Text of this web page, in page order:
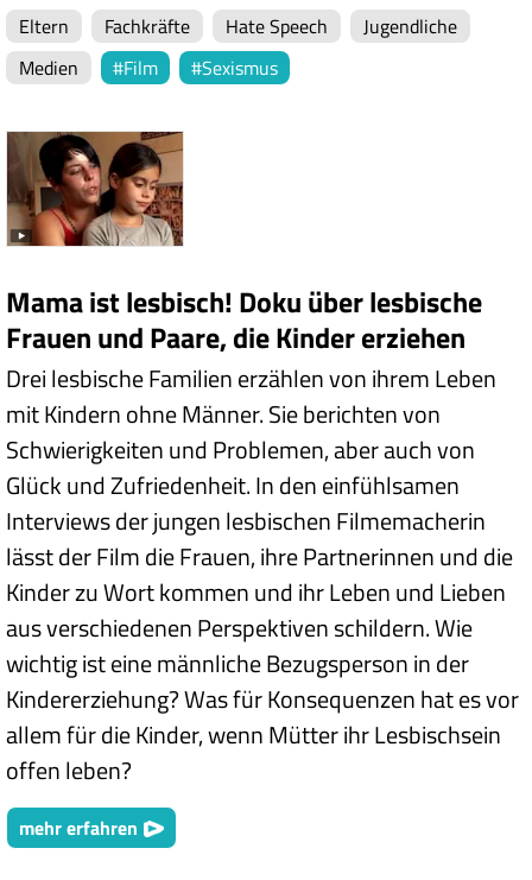
Eltern Fachkräfte Hate Speech
Jugendliche
Medien
Film Sexismus
Mama ist lesbisch! Doku über lesbische
Frauen und Paare, die Kinder erziehen
Drei lesbische Familien erzählen von ihrem Leben
mit Kindern ohne Männer. Sie berichten von
Schwierigkeiten und Problemen, aber auch von
Glück und Zufriedenheit. In den einfühlsamen
Interviews der jungen lesbischen Filmemacherin
lässt der Film die Frauen, ihre Partnerinnen und die
Kinder zu Wort kommen und ihr Leben und Lieben
aus verschiedenen Perspektiven schildern. Wie
wichtig ist eine männliche Bezugsperson in der
Kindererziehung? Was für Konsequenzen hat es vor
allem für die Kinder, wenn Mütter ihr Lesbischsein
offen leben?
mehr erfahren